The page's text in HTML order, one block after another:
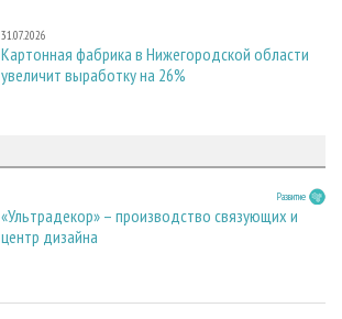
31.07.2026
Картонная фабрика в Нижегородской области
увеличит выработку на 26%
Развитие
«Ультрадекор» – производство связующих и
центр дизайна